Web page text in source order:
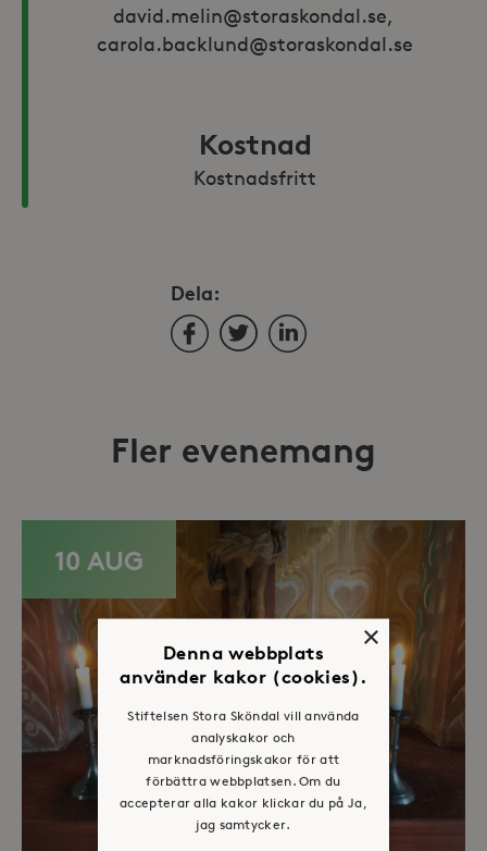
david.melin@storaskondal.se,
carola.backlund@storaskondal.se
Kostnad
Kostnadsfritt
Dela:
FacebookTwitterLinkedIn
Fler evenemang
10 AUG
×
Denna webbplats
använder kakor (cookies).
Stiftelsen Stora Sköndal vill använda
analyskakor och
marknadsföringskakor för att
förbättra webbplatsen. Om du
accepterar alla kakor klickar du på Ja,
jag samtycker.